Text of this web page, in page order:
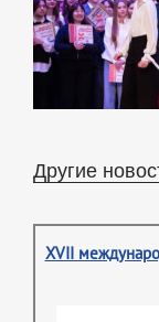
Другие
XVII